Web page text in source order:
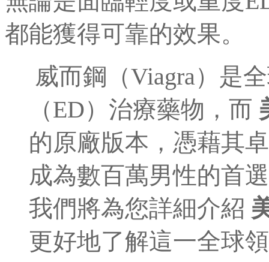
都能獲得可靠的效果。
威而鋼（Viagra）是
（ED）治療藥物，而
的原廠版本，憑藉其
成為數百萬男性的首
我們將為您詳細介紹
更好地了解這一全球